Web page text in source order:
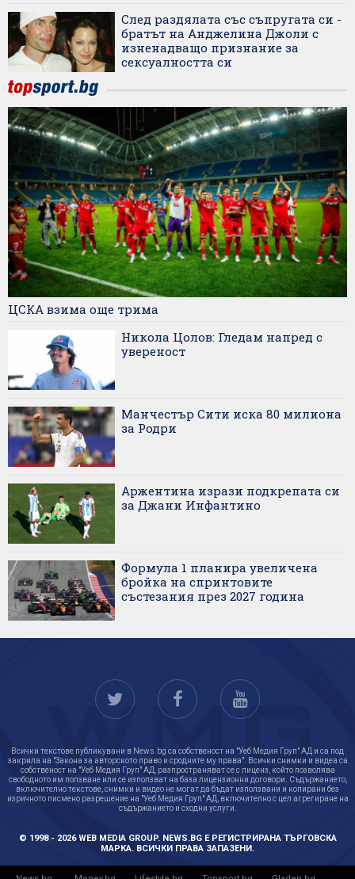
След раздялата със съпругата си -
братът на Анджелина Джоли с
изненадващо признание за
сексуалността си
ЦСКА взима още трима
Никола Цолов: Гледам напред с
увереност
Манчестър Сити иска 80 милиона
за Родри
Аржентина изрази подкрепата си
за Джани Инфантино
Формула 1 планира увеличена
бройка на спринтовите
състезания през 2027 година
Всички текстове публикувани в News.bg са собственост на "Уеб Медия Груп" АД и са под
закрила на "Закона за авторското право и сродните му права". Всички снимки и видеа са
собственост на "Уеб Медия Груп" АД, разпространяват се с лиценз, който позволява
свободното им ползване или се използват на база лицензионни договори. Съдържанието,
включително текстове, снимки и видео не могат да бъдат използвани и копирани без
изричното писмено разрешение на "Уеб Медия Груп" АД, включително с цел агрегиране на
съдържанието и сходни услуги.
© 1998 - 2026 WEB MEDIA GROUP. NEWS.BG Е РЕГИСТРИРАНА ТЪРГОВСКА
МАРКА. ВСИЧКИ ПРАВА ЗАПАЗЕНИ.